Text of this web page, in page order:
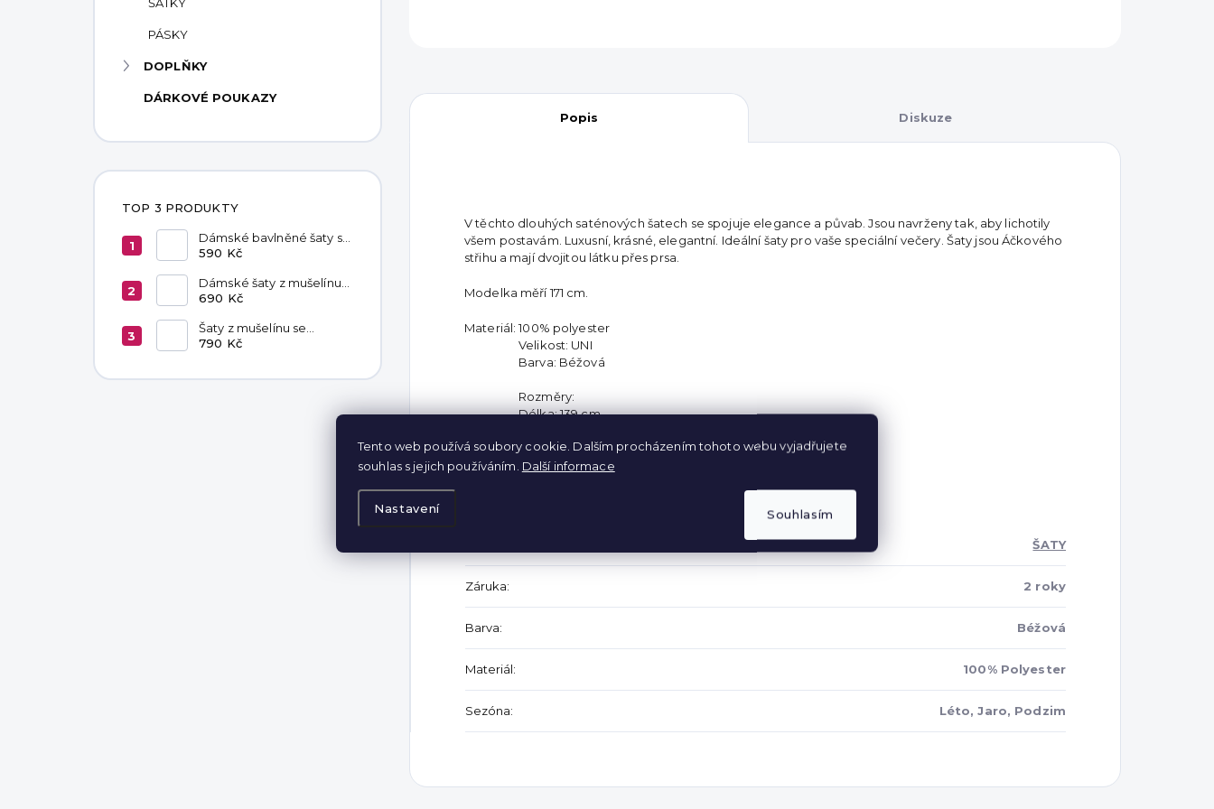
Tento web používá soubory cookie. Dalším procházením tohoto webu vyjadřujete
souhlas s jejich používáním. Další informace
Nastavení Souhlasím
PÁSKY
DOPLŇKY
DÁRKOVÉ POUKAZY
TOP 3 PRODUKTY
Dámské bavlněné šaty s
kapsami Red
590 Kč
Dámské šaty z mušelínu
Livia Latte
690 Kč
Šaty z mušelínu se
zavazováním v pase
790 Kč
Popis Diskuze
V těchto dlouhých saténových šatech se spojuje elegance a půvab. Jsou navrženy tak, aby lichotily
všem postavám. Luxusní, krásné, elegantní. Ideální šaty pro vaše speciální večery. Šaty jsou Áčkového
střihu a mají dvojitou látku přes prsa.
Modelka měří 171 cm.
Materiál: 100% polyester
Velikost: UNI
Barva: Béžová
Rozměry:
Délka: 139 cm
Pas: 2 x 47 cm
ŠATY
Záruka: 2 roky
Barva: Béžová
Materiál: 100% Polyester
Sezóna: Léto, Jaro, Podzim